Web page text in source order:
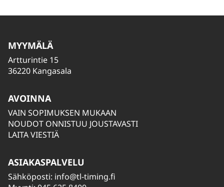
MYYMÄLÄ
Artturintie 15
36220 Kangasala
AVOINNA
VAIN SOPIMUKSEN MUKAAN
NOUDOT ONNISTUU JOUSTAVASTI
LAITA VIESTIÄ
ASIAKASPALVELU
Sähköposti: info@tl-timing.fi